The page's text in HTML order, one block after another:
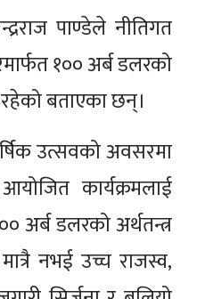
पाण्डेले नीतिगत
१०० अर्ब डलरको
रहेको बताएका छन्।
उत्सवको अवसरमा
कार्यक्रमलाई
अर्ब डलरको अर्थतन्त्र
नभई उच्च राजस्व,